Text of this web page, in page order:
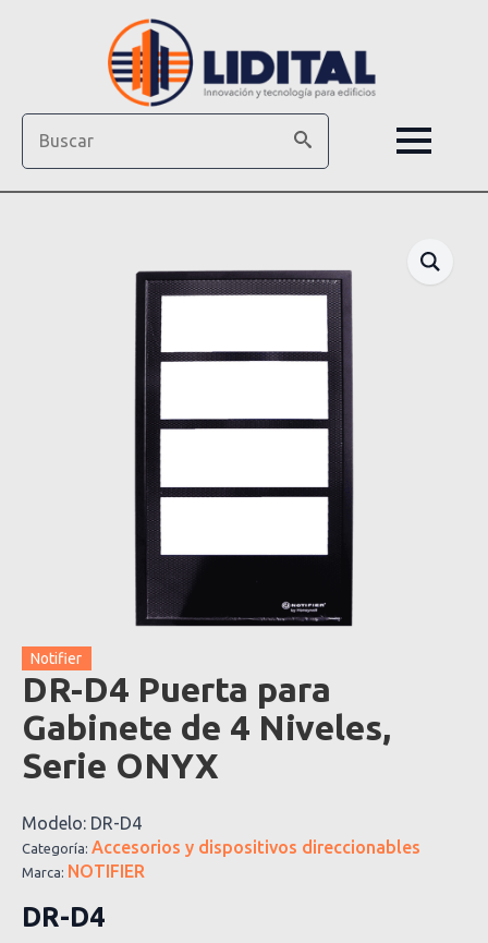
Notifier
DR-D4 Puerta para
Gabinete de 4 Niveles,
Serie ONYX
Modelo: DR-D4
Categoría: Accesorios y dispositivos direccionables
Marca: NOTIFIER
DR-D4